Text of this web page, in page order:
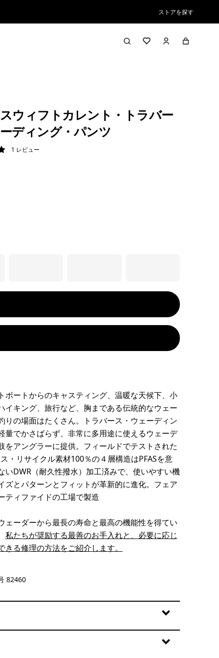
ストアを探す
ウィフトカレント・トラバー
ディング・パンツ
5 1 レビュー
ボートからのキャスティング、温暖な天候下、小
イキング、旅行など、胸まである伝統的なウェー
りの場面はたくさん。トラバース・ウェーディン
量でかさばらず、非常に多用途に使えるウェーデ
をアングラーに提供。フィールドでテストされた
・リサイクル素材100％の４層構造はPFASを意
いDWR（耐久性撥水）加工済みで、使いやすい機
ズとパターンとフィットが革新的に進化。フェア
ティファイドの工場で製造
ェーダーから最長の寿命と最高の機能性を得てい
私たちが奨励する最善のお手入れと、必要に応じ
きる修理の方法をご紹介します。
82460